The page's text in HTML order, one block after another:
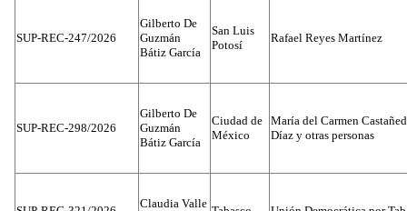
SUP-REC-247/2026
Gilberto De
Guzmán
Bátiz García
San Luis
Potosí
Rafael Reyes Martínez
SUP-REC-298/2026
Gilberto De
Guzmán
Bátiz García
Ciudad de
México
María del Carmen
Díaz y otras personas
Claudia Valle